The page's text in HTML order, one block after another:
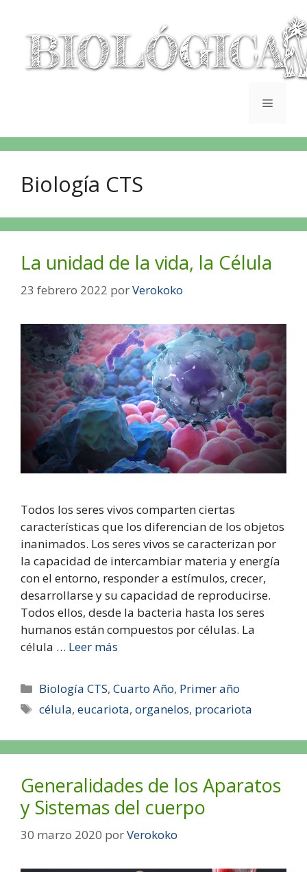
Biología CTS
La unidad de la vida, la Célula
23 febrero 2022 porVerokoko
Todos los seres vivos comparten ciertas
características que los diferencian de los objetos
inanimados. Los seres vivos se caracterizan por
la capacidad de intercambiar materia y energía
con el entorno, responder a estímulos, crecer,
desarrollarse y su capacidad de reproducirse.
Todos ellos, desde la bacteria hasta los seres
humanos están compuestos por células. La
célula … Leer más
Biología CTS,Cuarto Año, Primer año
célula,eucariota,organelos, procariota
Generalidades de los Aparatos
y Sistemas del cuerpo
30 marzo 2020 porVerokoko